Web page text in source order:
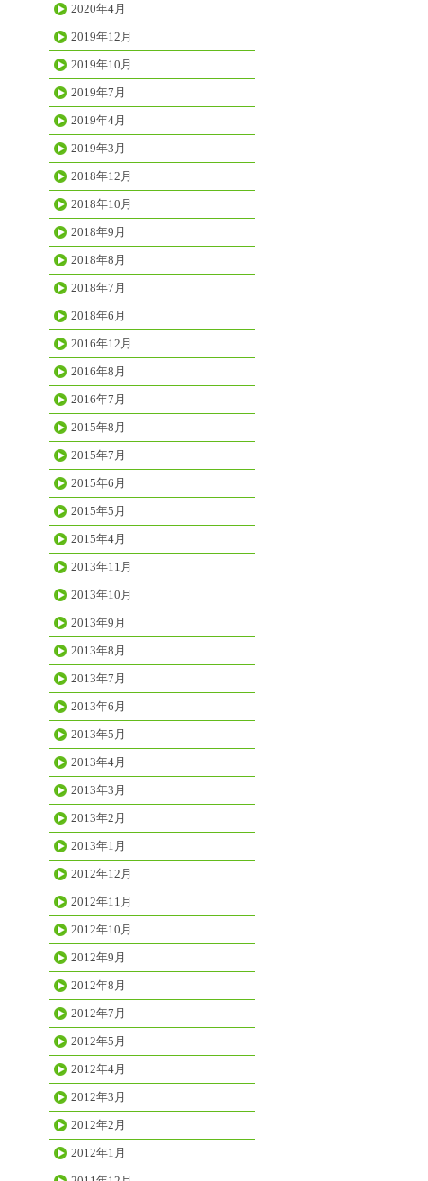
2020年4月
2019年12月
2019年10月
2019年7月
2019年4月
2019年3月
2018年12月
2018年10月
2018年9月
2018年8月
2018年7月
2018年6月
2016年12月
2016年8月
2016年7月
2015年8月
2015年7月
2015年6月
2015年5月
2015年4月
2013年11月
2013年10月
2013年9月
2013年8月
2013年7月
2013年6月
2013年5月
2013年4月
2013年3月
2013年2月
2013年1月
2012年12月
2012年11月
2012年10月
2012年9月
2012年8月
2012年7月
2012年5月
2012年4月
2012年3月
2012年2月
2012年1月